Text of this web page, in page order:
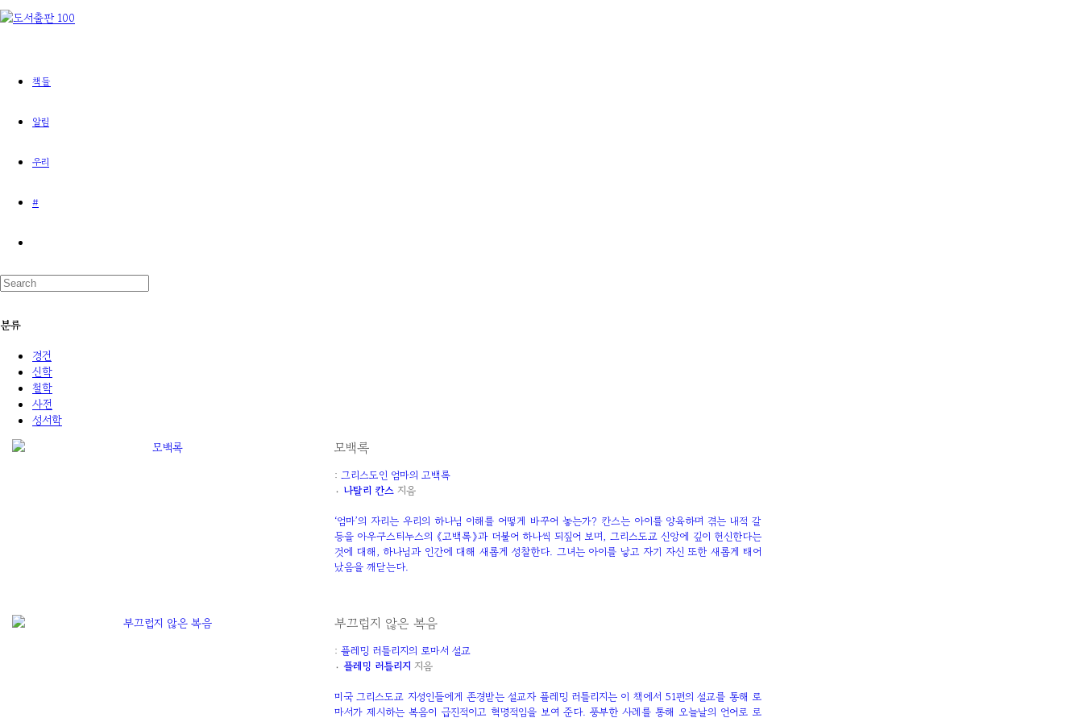
책들
알림
우리
#
분류
경건
신학
철학
사전
성서학
모백록
: 그리스도인 엄마의 고백록
۰ 나탈리 칸스 지음
‘엄마’의 자리는 우리의 하나님 이해를 어떻게 바꾸어 놓는가? 칸스는 아이를 양육하며 겪는 내적 갈
등을 아우구스티누스의 《고백록》과 더불어 하나씩 되짚어 보며, 그리스도교 신앙에 깊이 헌신한다는
것에 대해, 하나님과 인간에 대해 새롭게 성찰한다. 그녀는 아이를 낳고 자기 자신 또한 새롭게 태어
났음을 깨닫는다.
부끄럽지 않은 복음
: 플레밍 러틀리지의 로마서 설교
۰ 플레밍 러틀리지 지음
미국 그리스도교 지성인들에게 존경받는 설교자 플레밍 러틀리지는 이 책에서 51편의 설교를 통해 로
마서가 제시하는 복음이 급진적이고 혁명적임을 보여 준다. 풍부한 사례를 통해 오늘날의 언어로 로